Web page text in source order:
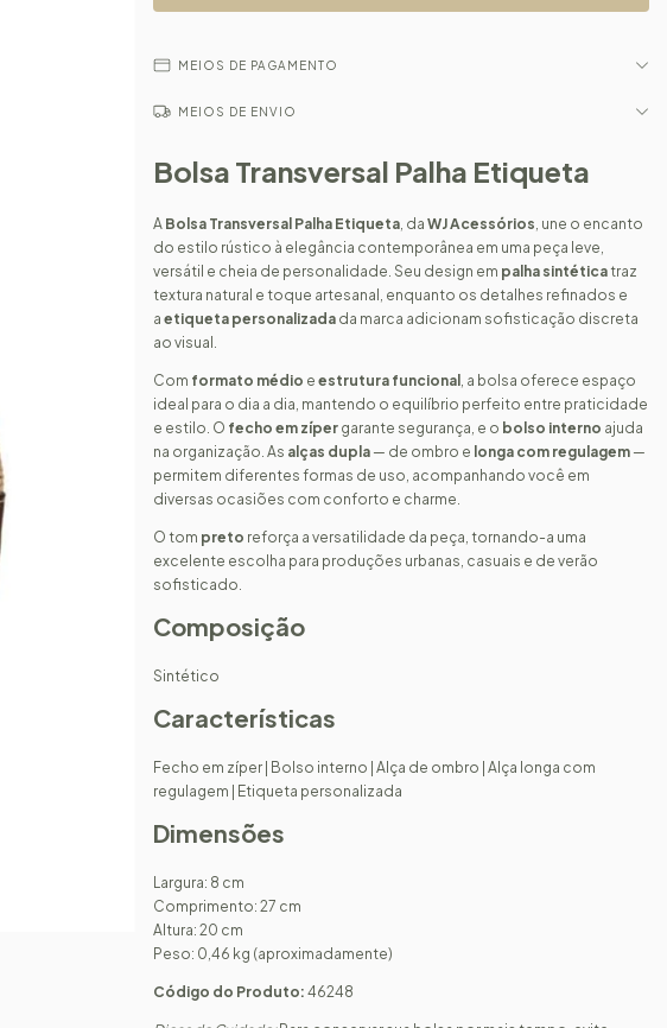
MEIOS DE PAGAMENTO
MEIOS DE ENVIO
Bolsa Transversal Palha Etiqueta
A Bolsa Transversal Palha Etiqueta , da WJ Acessórios , une o encanto
do estilo rústico à elegância contemporânea em uma peça leve,
versátil e cheia de personalidade. Seu design em palha sintéticatraz
textura natural e toque artesanal, enquanto os detalhes refinados e
a etiqueta personalizada da marca adicionam sofisticação discreta
ao visual.
Com formato médio e estrutura funcional , a bolsa oferece espaço
ideal para o dia a dia, mantendo o equilíbrio perfeito entre praticidade
e estilo. O fecho em zíper garante segurança, e o bolso interno ajuda
na organização. As alças dupla — de ombro e longa com regulagem —
permitem diferentes formas de uso, acompanhando você em
diversas ocasiões com conforto e charme.
O tom preto reforça a versatilidade da peça, tornando-a uma
excelente escolha para produções urbanas, casuais e de verão
sofisticado.
Composição
Sintético
Características
Fecho em zíper | Bolso interno | Alça de ombro | Alça longa com
regulagem | Etiqueta personalizada
Dimensões
Largura: 8 cm
Comprimento: 27 cm
Altura: 20 cm
Peso: 0,46 kg (aproximadamente)
Código do Produto: 46248